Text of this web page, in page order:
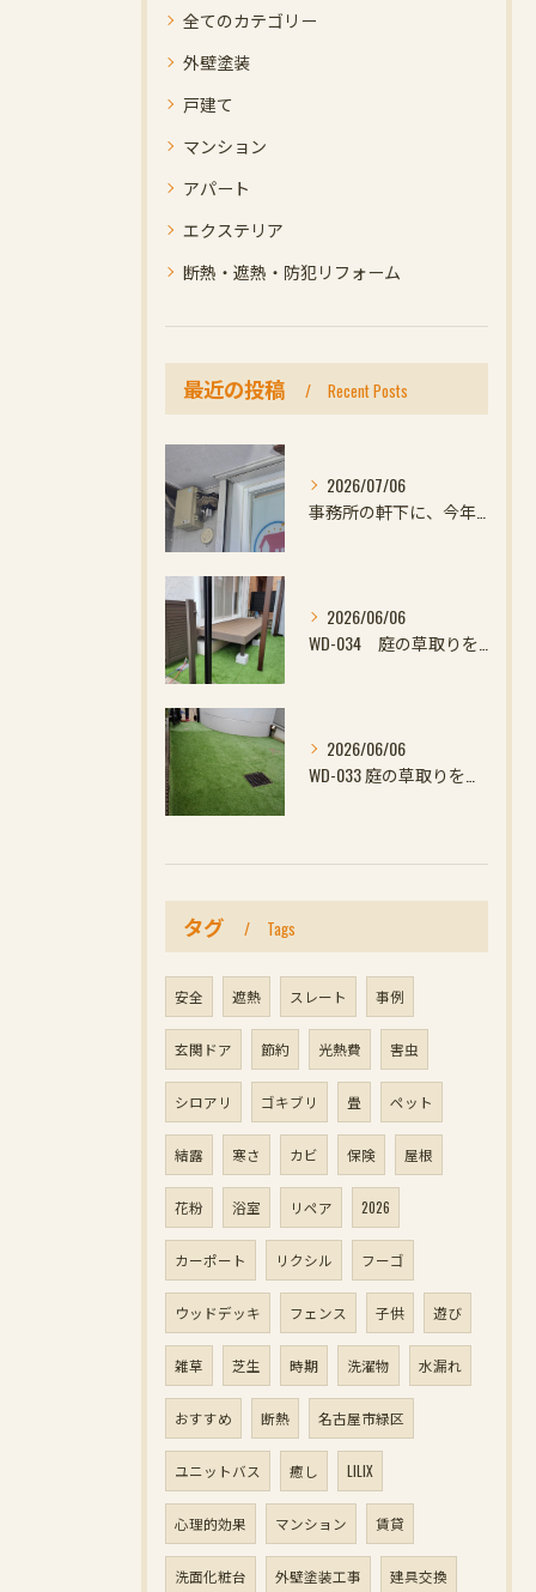
全てのカテゴリー
外壁塗装
戸建て
マンション
アパート
エクステリア
断熱・遮熱・防犯リフォーム
最近の投稿 Recent Posts
2026/07/06
2026/06/06
2026/06/06
タグ Tags
安全 遮熱 スレート 事例
玄関ドア 節約 光熱費 害虫
シロアリ ゴキブリ 畳 ペット
結露 寒さ カビ 保険 屋根
花粉 浴室 リペア 2026
カーポート リクシル フーゴ
ウッドデッキ フェンス 子供 遊び
雑草 芝生 時期 洗濯物 水漏れ
おすすめ 断熱 名古屋市緑区
ユニットバス 癒し LILIX
心理的効果 マンション 賃貸
洗面化粧台 外壁塗装工事 建具交換